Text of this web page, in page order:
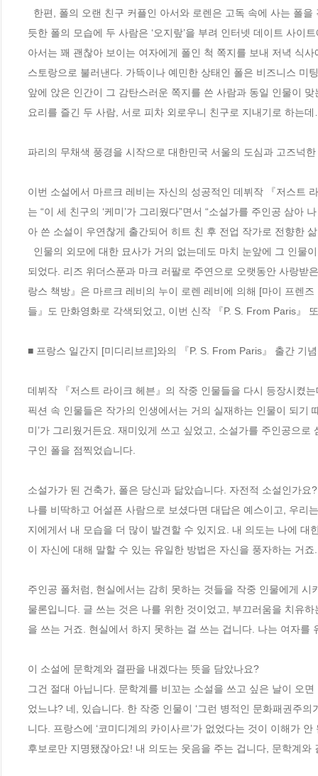
듯한 폴의 모습에 두 사람은 ‘오지랖’을 부려 인터넷 데이트 사이
아서는 꽤 괜찮아 보이는 여자에게 폴인 척 쪽지를 보내 저녁 식
스토랑으로 불러낸다. 가뜩이나 예민한 상태인 폴은 비즈니스 미
앞에 앉은 인간이 그 감탄스러운 쪽지를 쓴 사람과 동일 인물이
요리를 즐긴 두 사람, 서로 피차 외로우니 친구로 지내기로 하는
파리의 무채색 풍경을 시작으로 대한민국 서울의 도심과 고즈넉
이번 소설에서 마르크 레비는 자신의 성공적인 데뷔작 『저스트
는 “이 세 친구의 ‘케미’가 그리웠다”면서 “소설가를 주인공 삼
아 쓴 소설이 우연찮게 출간되어 히트 친 후 전업 작가로 전향한
되었다. 리즈 위더스푼과 마크 러팔로 주연으로 오랫동안 사랑받
랑스 책방』은 마르크 레비의 누이 로렌 레비에 의해 [마이 프렌
들』도 만화영화로 각색되었고, 이번 신작 『P. S. From Paris』
■ 프랑스 일간지 [미디리브르]와의 『P. S. From Paris』 출간 기
데뷔작 『저스트 라이크 헤븐』의 작중 인물들을 다시 등장시켰
픽션 속 인물들은 작가의 인생에서는 거의 실재하는 인물이 되기
미’가 그리웠거든요. 재미있게 쓰고 싶었고, 소설가를 주인공으
구인 폴을 점찍었습니다.
소설가가 된 건축가, 폴은 당신과 닮았습니다. 자전적 소설인가요?
나를 비딱하고 어설픈 사람으로 보셨다면 대답은 예스이고, 우
지에게서 내 모습을 더 많이 발견할 수 있지요. 내 의도는 나에
이 자신에 대해 말할 수 있는 유일한 방법은 자신을 풍자하는 거
주인공 폴처럼, 현실에서는 감히 못하는 것들을 작중 인물에게 시
물론입니다. 글 쓰는 것은 나를 위한 것이었고, 부끄러움을 치유
을 쓰는 거죠. 현실에서 하지 못하는 걸 쓰는 겁니다. 나는 여자
이 소설에 문학계와 결판을 내겠다는 뜻을 담았나요?
그건 절대 아닙니다. 문학계를 비꼬는 소설을 쓰고 싶은 날이 오
었느냐? 네, 있습니다. 한 작중 인물이 ‘그런 병적인 문화패권주
니다. 프랑스에 ‘코미디계의 카이사르’가 없었다는 것이 이해가
후보로만 지명됐잖아요! 내 의도는 웃음을 주는 겁니다, 문학계와